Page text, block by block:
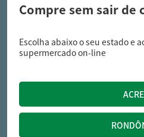
Compre sem sair de
Escolha abaixo o seu estado e
supermercado on-line